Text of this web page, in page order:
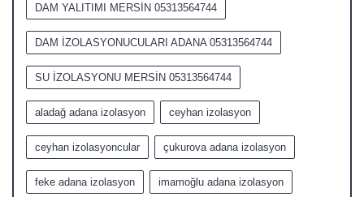
DAM YALITIMI MERSİN 05313564744
DAM İZOLASYONUCULARI ADANA 05313564744
SU İZOLASYONU MERSİN 05313564744
aladağ adana izolasyon ceyhan izolasyon
ceyhan izolasyoncular çukurova adana izolasyon
feke adana izolasyon imamoğlu adana izolasyon